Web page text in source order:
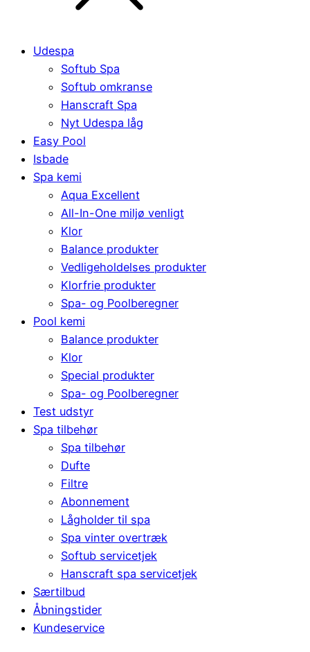
Udespa
Softub Spa
Softub omkranse
Hanscraft Spa
Nyt Udespa låg
Easy Pool
Isbade
Spa kemi
Aqua Excellent
All-In-One miljø venligt
Klor
Balance produkter
Vedligeholdelses produkter
Klorfrie produkter
Spa- og Poolberegner
Pool kemi
Balance produkter
Klor
Special produkter
Spa- og Poolberegner
Test udstyr
Spa tilbehør
Spa tilbehør
Dufte
Filtre
Abonnement
Lågholder til spa
Spa vinter overtræk
Softub servicetjek
Hanscraft spa servicetjek
Særtilbud
Åbningstider
Kundeservice